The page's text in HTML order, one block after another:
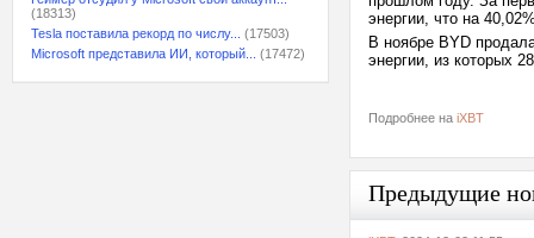
(18313)
Tesla поставила рекорд по числу...
(17503)
Microsoft представила ИИ, который...
(17472)
энергии, что на
В ноябре BYD
энергии, из которых
Подробнее на iXBT
Предыдущие